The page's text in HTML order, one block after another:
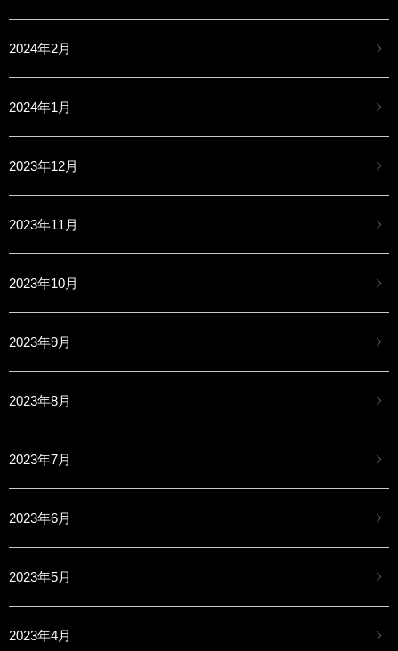
2024年2月
2024年1月
2023年12月
2023年11月
2023年10月
2023年9月
2023年8月
2023年7月
2023年6月
2023年5月
2023年4月